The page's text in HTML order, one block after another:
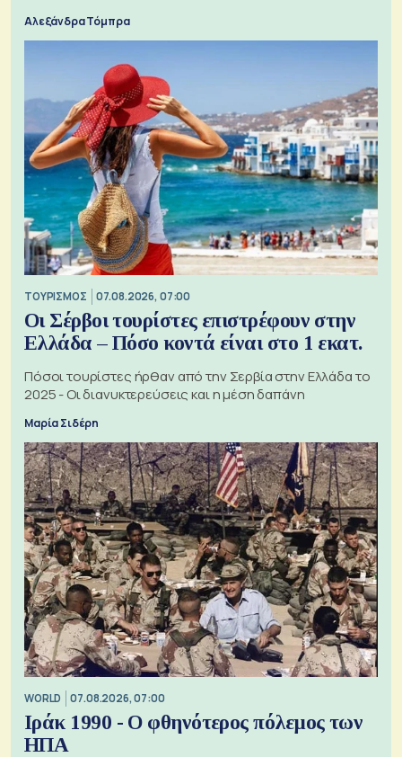
Αλεξάνδρα Τόμπρα
ΤΟΥΡΙΣΜΟΣ 07.08.2026, 07:00
Οι Σέρβοι τουρίστες επιστρέφουν στην
Ελλάδα – Πόσο κοντά είναι στο 1 εκατ.
Πόσοι τουρίστες ήρθαν από την Σερβία στην Ελλάδα το
2025 - Οι διανυκτερεύσεις και η μέση δαπάνη
Μαρία Σιδέρη
WORLD 07.08.2026, 07:00
Ιράκ 1990 - Ο φθηνότερος πόλεμος των
ΗΠΑ